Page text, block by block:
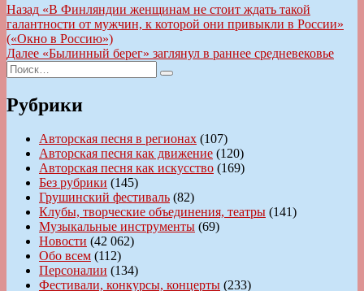
Навигация
по
записям
Назад Предыдущая
запись:
«В Финляндии женщинам не стоит ждать такой
галантности от мужчин, к которой они привыкли в России»
(«Окно в Россию»)
Далее Следующая
«Былинный берег» заглянул в раннее средневековье
Искать:
Поиск
Рубрики
Авторская песня в регионах (107)
Авторская песня как движение (120)
Авторская песня как искусство (169)
Без рубрики (145)
Грушинский фестиваль (82)
Клубы, творческие объединения, театры (141)
Музыкальные инструменты (69)
Новости (42 062)
Обо всем (112)
Персоналии (134)
Фестивали, конкурсы, концерты (233)